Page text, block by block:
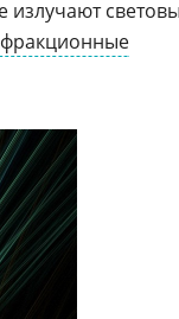
излучают